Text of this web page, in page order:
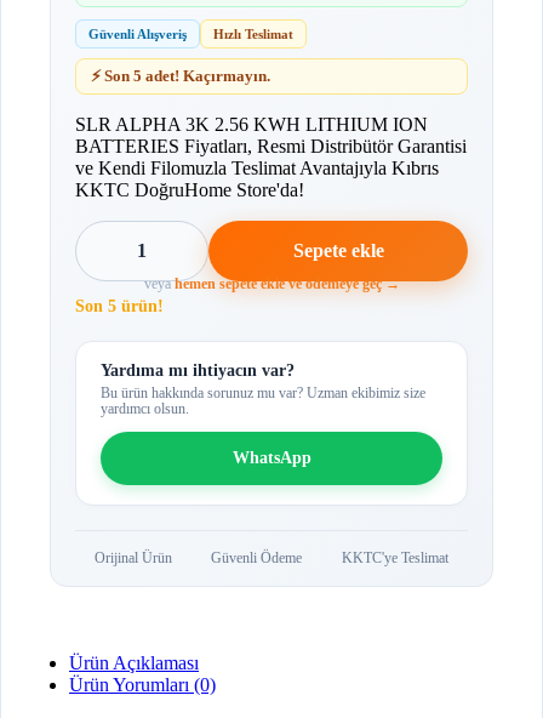
Güvenli Alışveriş Hızlı Teslimat
⚡ Son 5 adet! Kaçırmayın.
SLR ALPHA 3K 2.56 KWH LITHIUM ION
BATTERIES Fiyatları, Resmi Distribütör Garantisi
ve Kendi Filomuzla Teslimat Avantajıyla Kıbrıs
KKTC DoğruHome Store'da!
1 Sepete ekle
veyahemen sepete ekle ve ödemeye geç →
Son 5 ürün!
Yardıma mı ihtiyacın var?
Bu ürün hakkında sorunuz mu var? Uzman ekibimiz size
yardımcı olsun.
WhatsApp
Orijinal Ürün Güvenli Ödeme KKTC'ye Teslimat
Ürün Açıklaması
Ürün Yorumları (0)